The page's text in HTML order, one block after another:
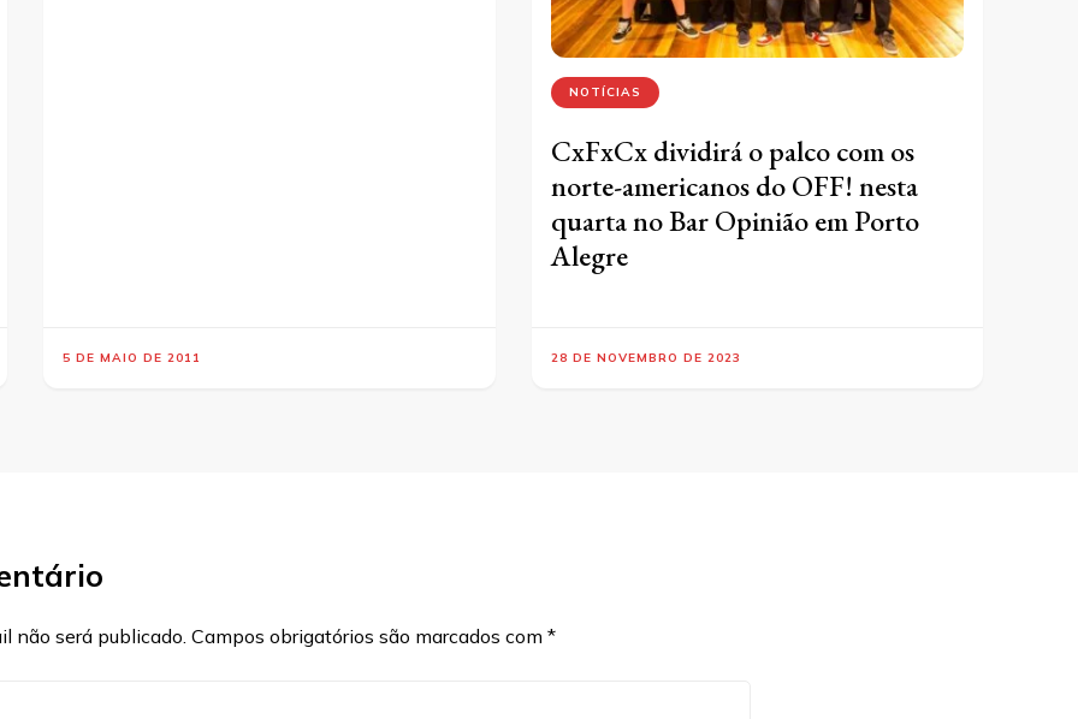
5 DE MAIO DE 2011
NOTÍCIAS
CxFxCx dividirá o palco com os
norte-americanos do OFF! nesta
quarta no Bar Opinião em Porto
Alegre
28 DE NOVEMBRO DE 2023
não será publicado. Campos obrigatórios são marcados com *